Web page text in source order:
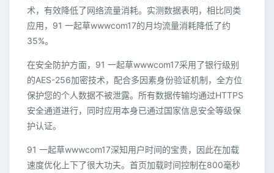
术，有效降低了网络流量消耗。实测数据表明，相比同类
应用，91 一起草wwwcom17的月均流量消耗降低了约
35%。
在安全防护方面，91 一起草wwwcom17采用了银行级别
的AES-256加密技术，配合多因素身份验证机制，全方位
保护您的个人数据不被泄露。所有数据传输均通过HTTPS
安全通道进行，同时应用本身已通过国家信息安全等级保
护认证。
91 一起草wwwcom17深知用户时间的宝贵，因此在加载
速度优化上下了很大功夫。首页加载时间控制在800毫秒